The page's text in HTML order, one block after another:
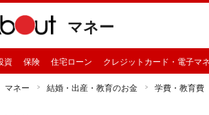
マネー
資 保険 住宅ローン クレジットカード・電子マ
マネー 結婚・出産・教育のお金 学費・教育費